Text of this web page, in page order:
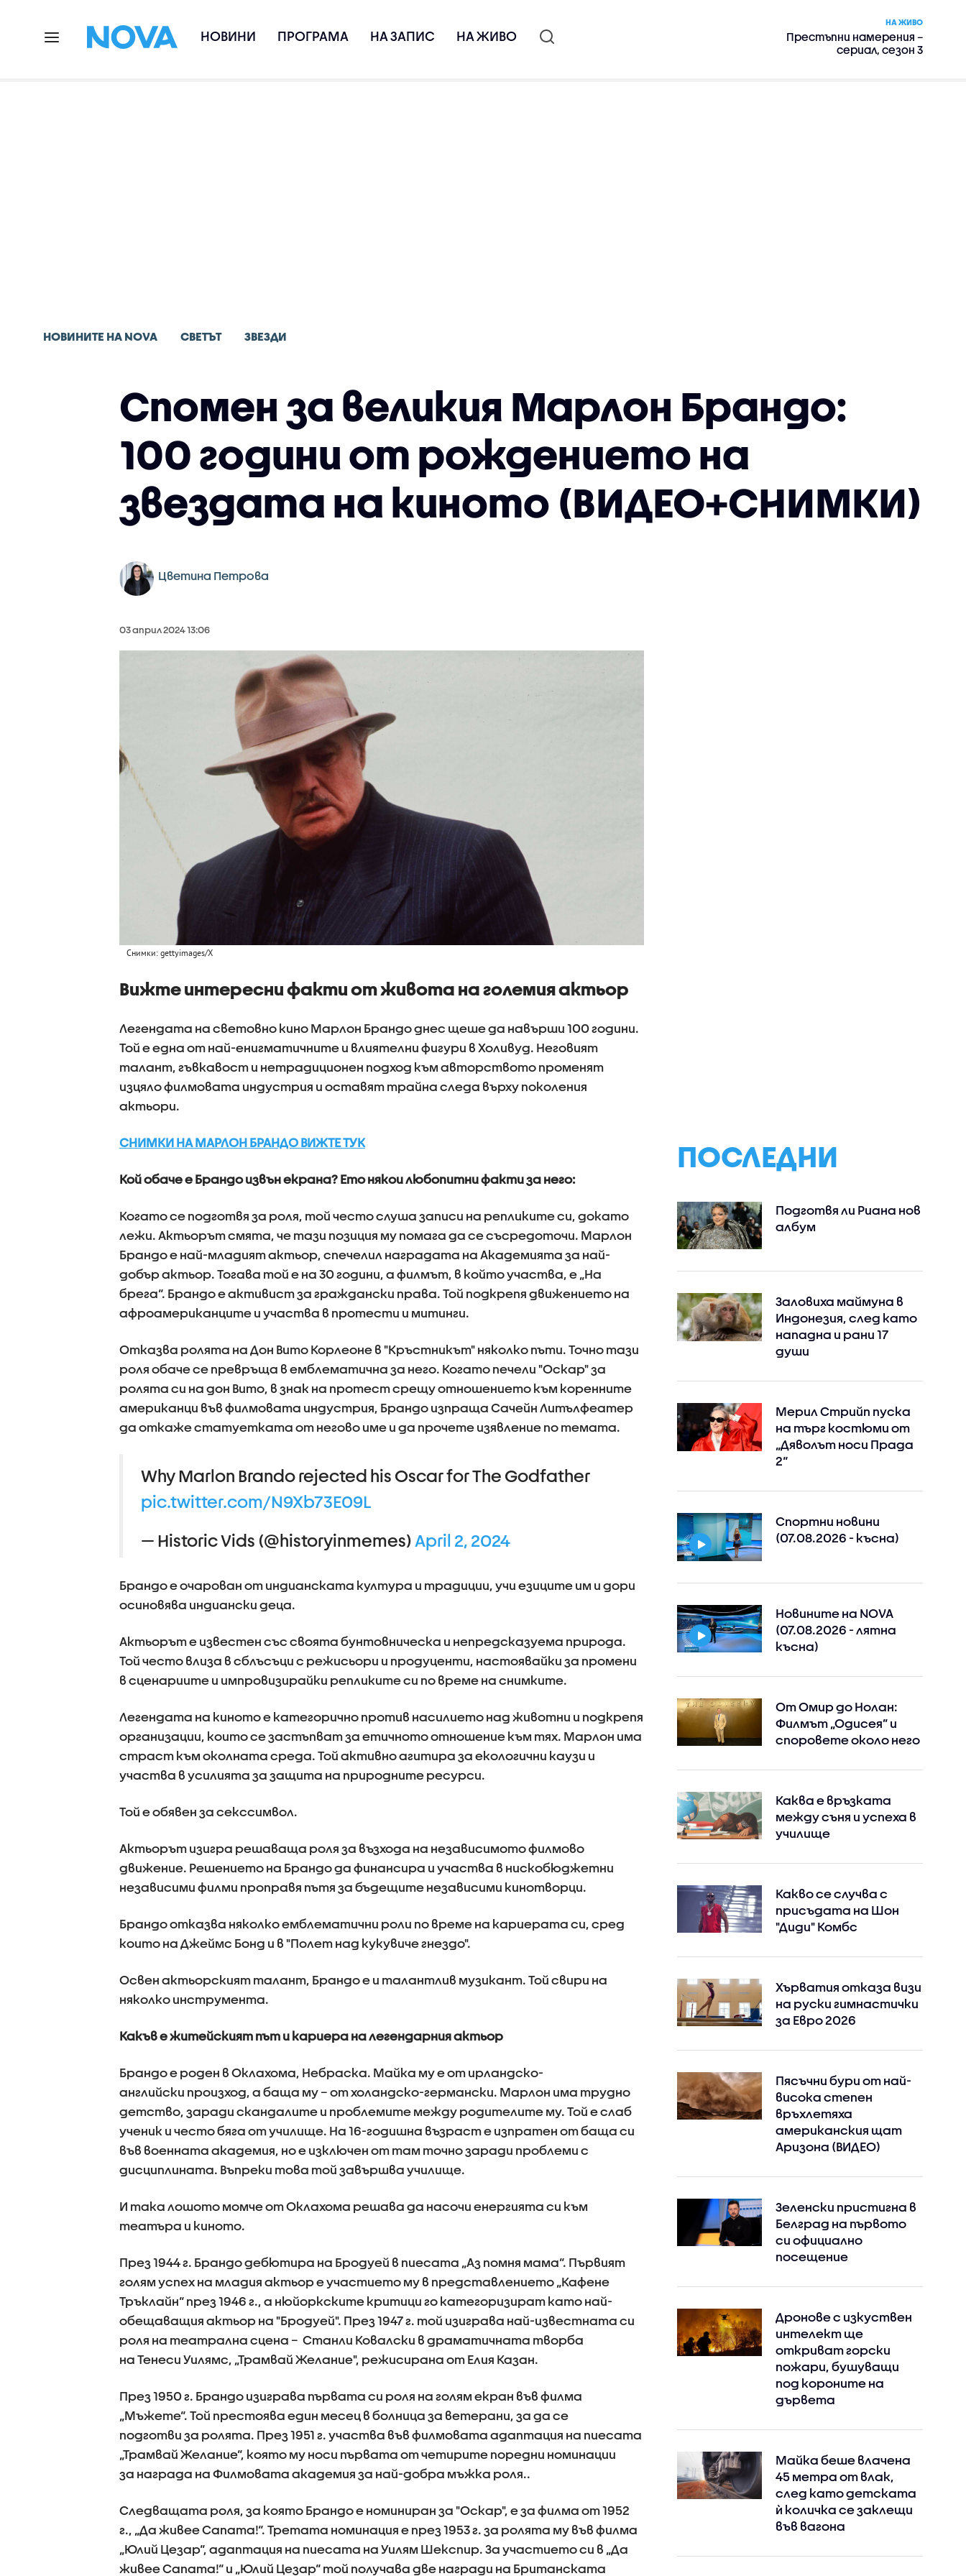
НОВИНИ ПРОГРАМА НА ЗАПИС НА ЖИВО
НА ЖИВО
Престъпни намерения –
сериал, сезон 3
НОВИНИТЕ НА NOVA СВЕТЪТ ЗВЕЗДИ
Спомен за великия Марлон Брандо:
100 години от рождението на
звездата на киното (ВИДЕО+СНИМКИ)
Цветина Петрова
03 април 2024 13:06
Снимки: gettyimages/X
Вижте интересни факти от живота на големия актьор
Легендата на световно кино Марлон Брандо днес щеше да навърши 100 години.
Той е една от най-енигматичните и влиятелни фигури в Холивуд. Неговият
талант, гъвкавост и нетрадиционен подход към авторството променят
изцяло филмовата индустрия и оставят трайна следа върху поколения
актьори.
СНИМКИ НА МАРЛОН БРАНДО ВИЖТЕ ТУК
Кой обаче е Брандо извън екрана? Ето някои любопитни факти за него:
Когато се подготвя за роля, той често слуша записи на репликите си, докато
лежи. Актьорът смята, че тази позиция му помага да се съсредоточи. Марлон
Брандо е най-младият актьор, спечелил наградата на Академията за най-
добър актьор. Тогава той е на 30 години, а филмът, в който участва, е „На
брега“. Брандо е активист за граждански права. Той подкрепя движението на
афроамериканците и участва в протести и митинги.
Отказва ролята на Дон Вито Корлеоне в "Кръстникът" няколко пъти. Точно тази
роля обаче се превръща в емблематична за него. Когато печели "Оскар" за
ролята си на дон Вито, в знак на протест срещу отношението към коренните
американци във филмовата индустрия, Брандо изпраща Сачейн Литълфеатер
да откаже статуетката от негово име и да прочете изявление по темата.
Why Marlon Brando rejected his Oscar for The Godfather
pic.twitter.com/N9Xb73E09L
— Historic Vids (@historyinmemes) April 2, 2024
Брандо е очарован от индианската култура и традиции, учи езиците им и дори
осиновява индиански деца.
Актьорът е известен със своята бунтовническа и непредсказуема природа.
Той често влиза в сблъсъци с режисьори и продуценти, настоявайки за промени
в сценариите и импровизирайки репликите си по време на снимките.
Легендата на киното е категорично против насилието над животни и подкрепя
организации, които се застъпват за етичното отношение към тях. Марлон има
страст към околната среда. Той активно агитира за екологични каузи и
участва в усилията за защита на природните ресурси.
Той е обявен за секссимвол.
Актьорът изигра решаваща роля за възхода на независимото филмово
движение. Решението на Брандо да финансира и участва в нискобюджетни
независими филми проправя пътя за бъдещите независими кинотворци.
Брандо отказва няколко емблематични роли по време на кариерата си, сред
които на Джеймс Бонд и в "Полет над кукувиче гнездо".
Освен актьорският талант, Брандо е и талантлив музикант. Той свири на
няколко инструмента.
Какъв е житейският път и кариера на легендарния актьор
Брандо е роден в Оклахома, Небраска. Майка му е от ирландско-
английски произход, а баща му – от холандско-германски. Марлон има трудно
детство, заради скандалите и проблемите между родителите му. Той е слаб
ученик и често бяга от училище. На 16-годишна възраст е изпратен от баща си
във военната академия, но е изключен от там точно заради проблеми с
дисциплината. Въпреки това той завършва училище.
И така лошото момче от Оклахома решава да насочи енергията си към
театъра и киното.
През 1944 г. Брандо дебютира на Бродуей в пиесата „Аз помня мама“. Първият
голям успех на младия актьор е участието му в представлението „Кафене
Тръклайн“ през 1946 г., а нюйоркските критици го категоризират като най-
обещаващия актьор на "Бродуей". През 1947 г. той изиграва най-известната си
роля на театрална сцена – Станли Ковалски в драматичната творба
на Тенеси Уилямс, „Трамвай Желание", режисирана от Елия Казан.
През 1950 г. Брандо изиграва първата си роля на голям екран във филма
„Мъжете“. Той престоява един месец в болница за ветерани, за да се
подготви за ролята. През 1951 г. участва във филмовата адаптация на пиесата
„Трамвай Желание“, която му носи първата от четирите поредни номинации
за награда на Филмовата академия за най-добра мъжка роля..
Следващата роля, за която Брандо е номиниран за "Оскар", е за филма от 1952
г., „Да живее Сапата!“. Третата номинация е през 1953 г. за ролята му във филма
„Юлий Цезар“, адаптация на пиесата на Уилям Шекспир. За участието си в „Да
живее Сапата!“ и „Юлий Цезар“ той получава две награди на Британската
ПОСЛЕДНИ
Подготвя ли Риана нов
албум
Заловиха маймуна в
Индонезия, след като
нападна и рани 17
души
Мерил Стрийп пуска
на търг костюми от
„Дяволът носи Прада
2“
Спортни новини
(07.08.2026 - късна)
Новините на NOVA
(07.08.2026 - лятна
късна)
От Омир до Нолан:
Филмът „Одисея” и
споровете около него
Каква е връзката
между съня и успеха в
училище
Какво се случва с
присъдата на Шон
"Диди" Комбс
Хърватия отказа визи
на руски гимнастички
за Евро 2026
Пясъчни бури от най-
висока степен
връхлетяха
американския щат
Аризона (ВИДЕО)
Зеленски пристигна в
Белград на първото
си официално
посещение
Дронове с изкуствен
интелект ще
откриват горски
пожари, бушуващи
под короните на
дървета
Майка беше влачена
45 метра от влак,
след като детската
ѝ количка се заклещи
във вагона